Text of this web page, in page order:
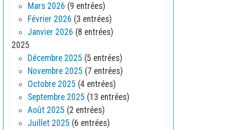
Mars 2026 (9 entrées)
Février 2026 (3 entrées)
Janvier 2026 (8 entrées)
2025
Décembre 2025 (5 entrées)
Novembre 2025 (7 entrées)
Octobre 2025 (4 entrées)
Septembre 2025 (13 entrées)
Août 2025 (2 entrées)
Juillet 2025 (6 entrées)